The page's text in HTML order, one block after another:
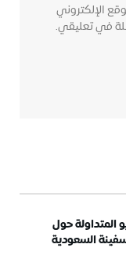
الإلكتروني
في تعليقي.
المتداولة حول
السعودية